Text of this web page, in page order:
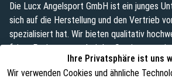
Ihre Privatsphäre ist uns
Wir verwenden Cookies und ähnliche
Die Lucx Angelsport GmbH ist ein junges
sich auf die Herstellung und den Vertrieb
spezialisiert hat. Wir bieten qualitativ
fairen Preisen an, wobei das Sortiment
info@lust-aufs-angeln.de